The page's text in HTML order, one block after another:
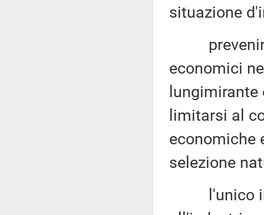
situazione
prevenire
economici
lungimirante
limitarsi al
economiche
selezione
l'unico